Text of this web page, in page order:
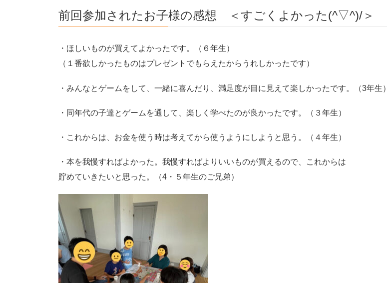
前回参加されたお子様の感想 ＜すごくよかった(^▽^)/＞
・ほしいものが買えてよかったです。（６年生）
（１番欲しかったものはプレゼントでもらえたからうれしかったです）
・みんなとゲームをして、一緒に喜んだり、満足度が目に見えて楽しかったです。（3年生）
・同年代の子達とゲームを通して、楽しく学べたのが良かったです。（３年生）
・これからは、お金を使う時は考えてから使うようにしようと思う。（４年生）
・本を我慢すればよかった。我慢すればよりいいものが買えるので、これからは
貯めていきたいと思った。（4・５年生のご兄弟）